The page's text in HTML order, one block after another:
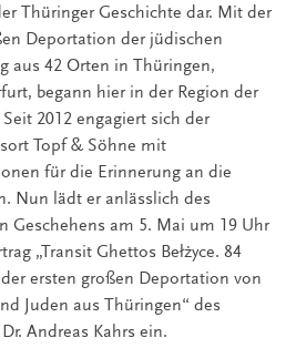
Thüringer Geschichte dar. Mit der
Deportation der jüdischen
aus 42 Orten in Thüringen,
begann hier in der Region der
2012 engagiert sich der
Topf & Söhne mit
für die Erinnerung an die
Nun lädt er anlässlich des
Geschehens am 5. Mai um 19 Uhr
„Transit Ghettos Bełżyce. 84
der ersten großen Deportation von
Juden aus Thüringen“ des
Andreas Kahrs ein.